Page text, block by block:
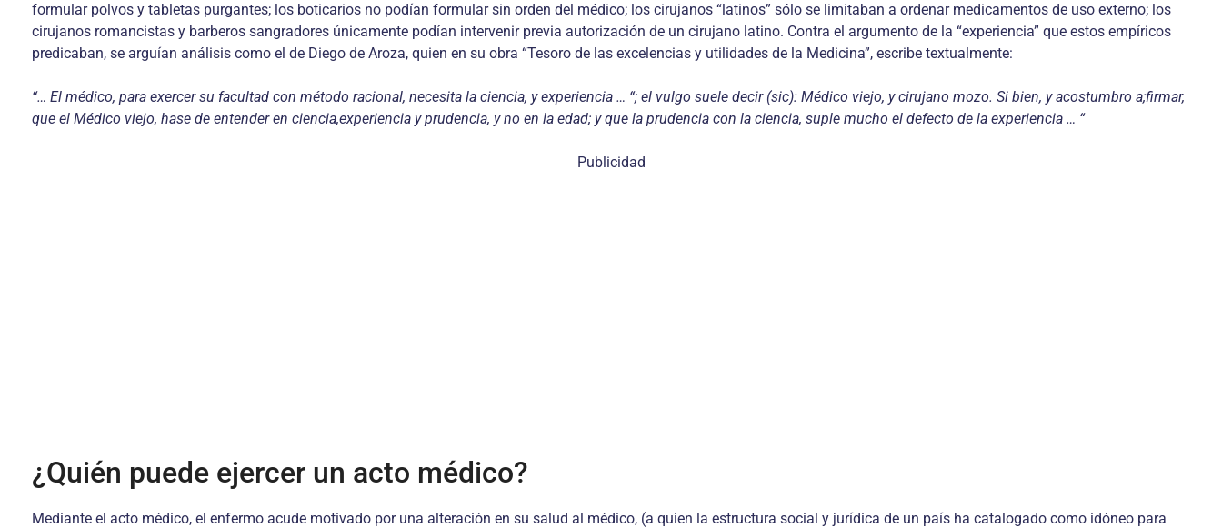
formular polvos y tabletas purgantes; los boticarios no podían formular sin orden del médico; los cirujanos “latinos” sólo se limitaban a ordenar medicamentos de uso externo; los
cirujanos romancistas y barberos sangradores únicamente podían intervenir previa autorización de un cirujano latino. Contra el argumento de la “experiencia” que estos empíricos
predicaban, se arguían análisis como el de Diego de Aroza, quien en su obra “Tesoro de las excelencias y utilidades de la Medicina”, escribe textualmente:
“… El médico, para exercer su facultad con método racional, necesita la ciencia, y experiencia … “; el vulgo suele decir (sic): Médico viejo, y cirujano mozo. Si bien, y acostumbro a;firmar,
que el Médico viejo, hase de entender en ciencia,experiencia y prudencia, y no en la edad; y que la prudencia con la ciencia, suple mucho el defecto de la experiencia … “
Publicidad
¿Quién puede ejercer un acto médico?
Mediante el acto médico, el enfermo acude motivado por una alteración en su salud al médico, (a quien la estructura social y jurídica de un país ha catalogado como idóneo para